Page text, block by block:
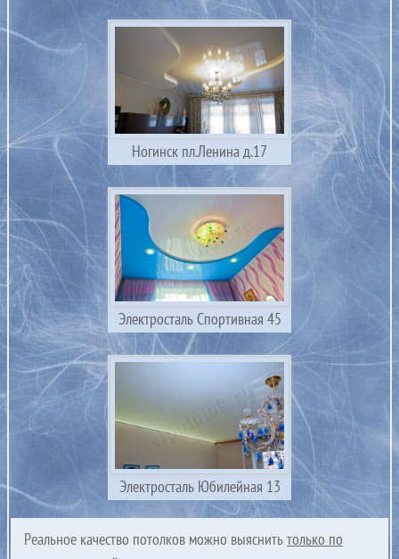
Ногинск пл.Ленина д.17
Электросталь Спортивная 45
Электросталь Юбилейная 13
Реальное качество потолков можно выяснитьтолько по